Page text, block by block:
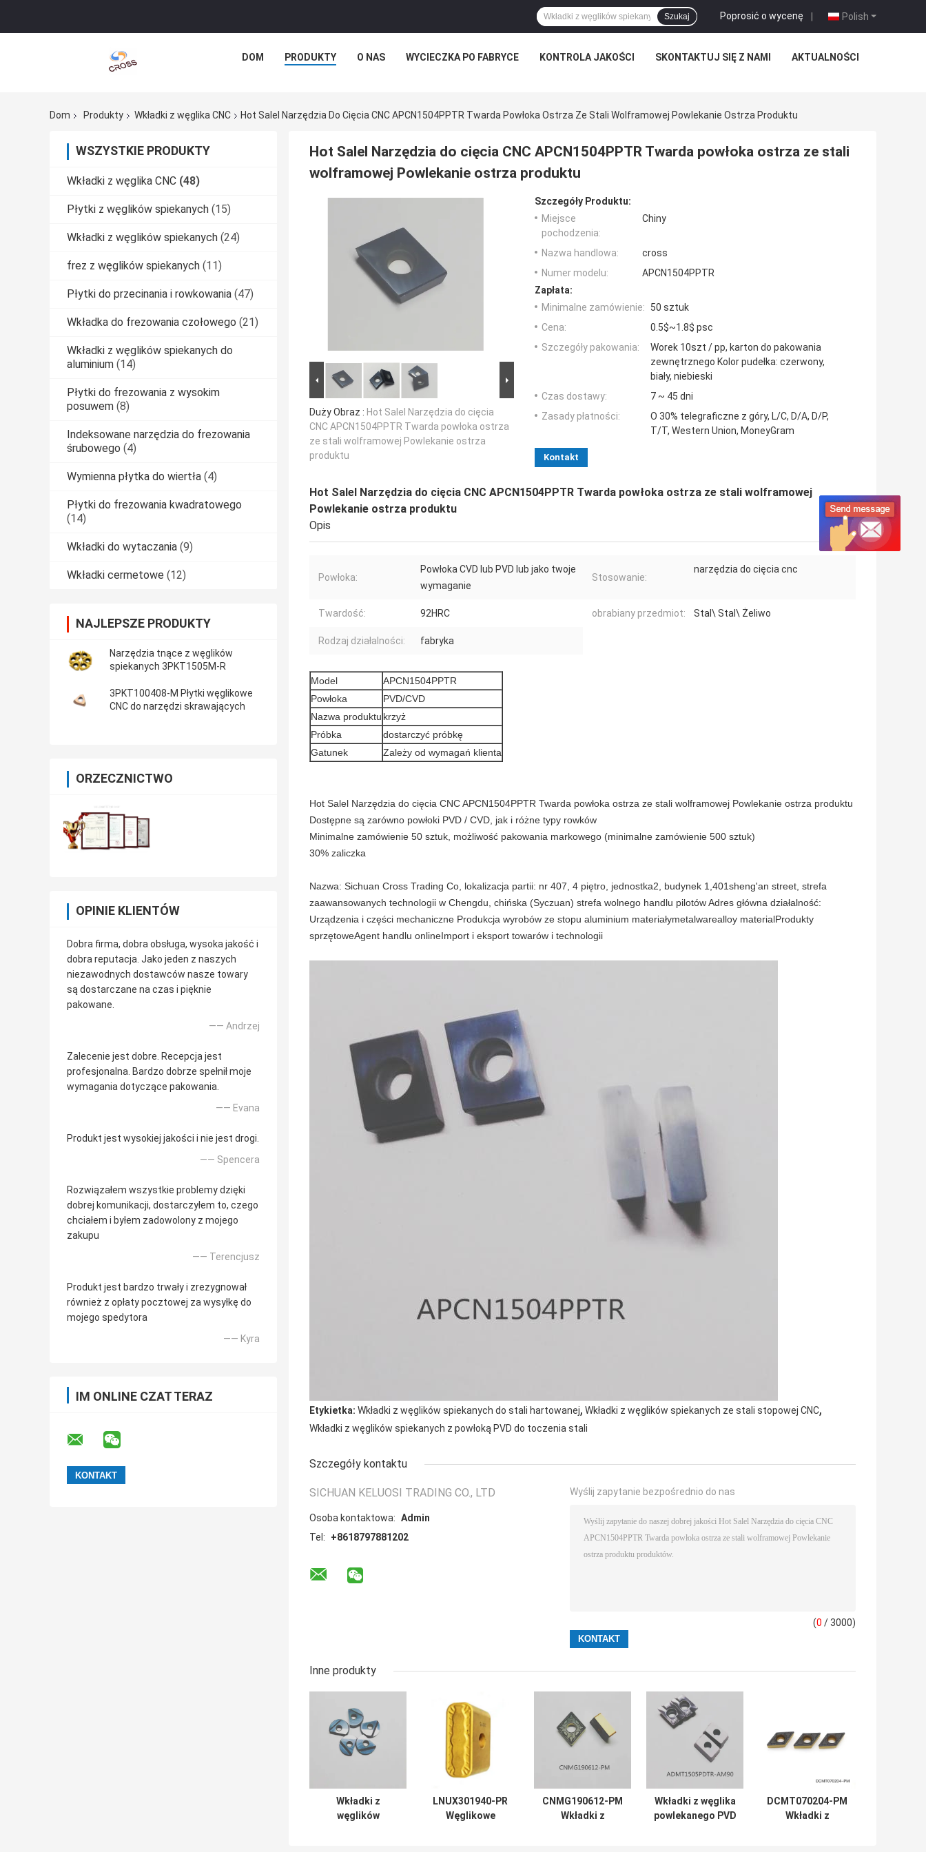
Polish
Poprosić o wycenę |
Szukaj
DOM PRODUKTY O NAS WYCIECZKA PO FABRYCE KONTROLA JAKOŚCI SKONTAKTUJ SIĘ Z NAMI AKTUALNOŚCI
Dom Produkty Wkładki z węglika CNC Hot Salel Narzędzia Do Cięcia CNC APCN1504PPTR Twarda Powłoka Ostrza Ze Stali Wolframowej Powlekanie Ostrza Produktu
WSZYSTKIE PRODUKTY
Wkładki z węglika CNC (48)
Płytki z węglików spiekanych (15)
Wkładki z węglików spiekanych (24)
frez z węglików spiekanych (11)
Płytki do przecinania i rowkowania (47)
Wkładka do frezowania czołowego (21)
Wkładki z węglików spiekanych do
aluminium (14)
Płytki do frezowania z wysokim
posuwem (8)
Indeksowane narzędzia do frezowania
śrubowego (4)
Wymienna płytka do wiertła (4)
Płytki do frezowania kwadratowego
(14)
Wkładki do wytaczania (9)
Wkładki cermetowe (12)
NAJLEPSZE PRODUKTY
Narzędzia tnące z węglików
spiekanych 3PKT1505M-R
3PKT100408-M Płytki węglikowe
CNC do narzędzi skrawających
ORZECZNICTWO
OPINIE KLIENTÓW
Dobra firma, dobra obsługa, wysoka jakość i
dobra reputacja. Jako jeden z naszych
niezawodnych dostawców nasze towary
są dostarczane na czas i pięknie
pakowane.
—— Andrzej
Zalecenie jest dobre. Recepcja jest
profesjonalna. Bardzo dobrze spełnił moje
wymagania dotyczące pakowania.
—— Evana
Produkt jest wysokiej jakości i nie jest drogi.
—— Spencera
Rozwiązałem wszystkie problemy dzięki
dobrej komunikacji, dostarczyłem to, czego
chciałem i byłem zadowolony z mojego
zakupu
—— Terencjusz
Produkt jest bardzo trwały i zrezygnował
również z opłaty pocztowej za wysyłkę do
mojego spedytora
—— Kyra
IM ONLINE CZAT TERAZ
Hot Salel Narzędzia do cięcia CNC APCN1504PPTR Twarda powłoka ostrza ze stali
wolframowej Powlekanie ostrza produktu
Duży Obraz : Hot Salel Narzędzia do cięcia
CNC APCN1504PPTR Twarda powłoka ostrza
ze stali wolframowej Powlekanie ostrza
produktu
Szczegóły Produktu:
Miejsce
pochodzenia:
Chiny
Nazwa handlowa:
cross
Numer modelu:
APCN1504PPTR
Zapłata:
Minimalne zamówienie:
50 sztuk
Cena:
0.5$~1.8$ psc
Szczegóły pakowania:
Worek 10szt / pp, karton do pakowania
zewnętrznego Kolor pudełka: czerwony,
biały, niebieski
Czas dostawy:
7 ~ 45 dni
Zasady płatności:
O 30% telegraficzne z góry, L/C, D/A, D/P,
T/T, Western Union, MoneyGram
Kontakt
Hot Salel Narzędzia do cięcia CNC APCN1504PPTR Twarda powłoka ostrza ze stali wolframowej
Powlekanie ostrza produktu
Opis
Powłoka:
Powłoka CVD lub PVD lub jako twoje
wymaganie
Stosowanie:
narzędzia do cięcia cnc
Twardość: 92HRC obrabiany przedmiot: Stal\ Stal\ Żeliwo
Rodzaj działalności: fabryka
Model
APCN1504PPTR
Powłoka
PVD/CVD
Nazwa produktu krzyż
Próbka
dostarczyć próbkę
Gatunek
Zależy od wymagań klienta
Hot Salel Narzędzia do cięcia CNC APCN1504PPTR Twarda powłoka ostrza ze stali wolframowej Powlekanie ostrza produktu
Dostępne są zarówno powłoki PVD / CVD, jak i różne typy rowków
Minimalne zamówienie 50 sztuk, możliwość pakowania markowego (minimalne zamówienie 500 sztuk)
30% zaliczka
Nazwa: Sichuan Cross Trading Co, lokalizacja partii: nr 407, 4 piętro, jednostka2, budynek 1,401sheng'an street, strefa
zaawansowanych technologii w Chengdu, chińska (Syczuan) strefa wolnego handlu pilotów Adres główna działalność:
Urządzenia i części mechaniczne Produkcja wyrobów ze stopu aluminium materiałymetalwarealloy materialProdukty
sprzętoweAgent handlu onlineImport i eksport towarów i technologii
Etykietka: Wkładki z węglików spiekanych do stali hartowanej, Wkładki z węglików spiekanych ze stali stopowej CNC,
Wkładki z węglików spiekanych z powłoką PVD do toczenia stali
Szczegóły kontaktu
SICHUAN KELUOSI TRADING CO., LTD
Osoba kontaktowa: Admin
Tel:
+8618797881202
Wyślij zapytanie bezpośrednio do nas
(0 / 3000)
Inne produkty
Wkładki z
węglików
LNUX301940-PR
Węglikowe
CNMG190612-PM
Wkładki z
Wkładki z węglika
powlekanego PVD
DCMT070204-PM
Wkładki z